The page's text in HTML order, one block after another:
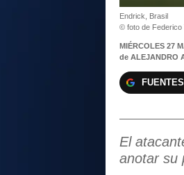
Endrick, Brasil
© foto de Federico
MIÉRCOLES 27
de ALEJANDRO
El
anotar su